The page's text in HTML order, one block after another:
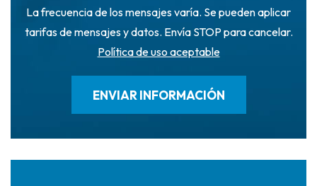
La frecuencia de los mensajes varía. Se pueden aplicar
tarifas de mensajes y datos. Envía STOP para cancelar.
Política de uso aceptable